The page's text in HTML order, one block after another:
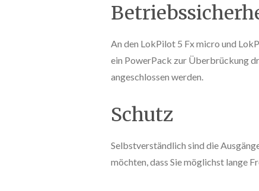
An den LokPilot 5 Fx micro und
ein PowerPack zur Überbrückung
angeschlossen werden.
Schutz
Selbstverständlich sind die
möchten, dass Sie möglichst lange